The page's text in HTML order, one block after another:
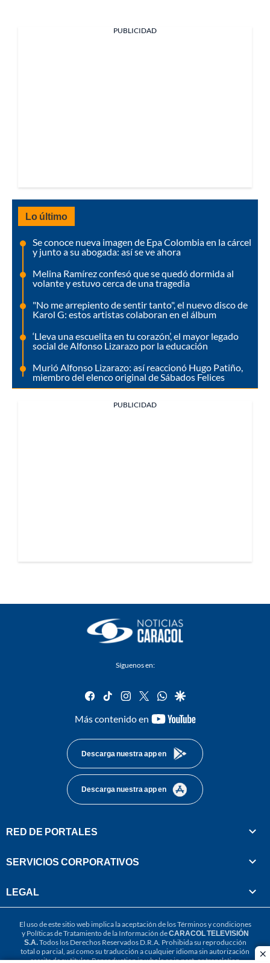
PUBLICIDAD
Lo último
Se conoce nueva imagen de Epa Colombia en la cárcel
y junto a su abogada: así se ve ahora
Melina Ramírez confesó que se quedó dormida al
volante y estuvo cerca de una tragedia
"No me arrepiento de sentir tanto", el nuevo disco de
Karol G: estos artistas colaboran en el álbum
‘Lleva una escuelita en tu corazón’, el mayor legado
social de Alfonso Lizarazo por la educación
Murió Alfonso Lizarazo: así reaccionó Hugo Patiño,
miembro del elenco original de Sábados Felices
PUBLICIDAD
Síguenos en:
facebook
tiktok instagram
twitterwhatsapp
google
Más contenido en
youtube-
Descarga nuestra app en
Descarga nuestra app en
RED DE PORTALES
SERVICIOS CORPORATIVOS
LEGAL
El uso de este sitio web implica la aceptación de losTérminos y condiciones
y Políticas de Tratamiento de la Información deCARACOL TELEVISIÓN
S.A.Todos los Derechos Reservados D.R.A. Prohibida su reproducción
total o parcial, así como su traducción a cualquier idioma sin autorización
escrita de su titular. Reproduction in whole or in part, or translation